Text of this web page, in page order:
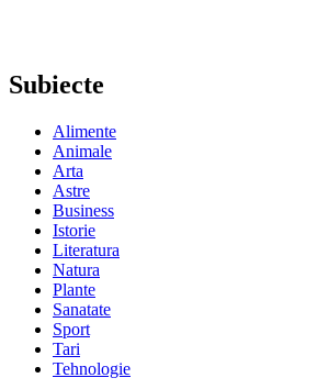
Subiecte
Alimente
Animale
Arta
Astre
Business
Istorie
Literatura
Natura
Plante
Sanatate
Sport
Tari
Tehnologie